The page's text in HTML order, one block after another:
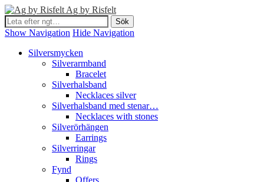
Ag by Risfelt
Show Navigation Hide Navigation
Silversmycken
Silverarmband
Bracelet
Silverhalsband
Necklaces silver
Silverhalsband med stenar…
Necklaces with stones
Silverörhängen
Earrings
Silverringar
Rings
Fynd
Offers